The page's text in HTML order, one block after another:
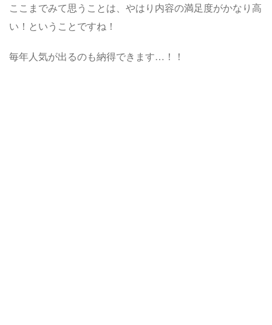
ここまでみて思うことは、やはり内容の満足度がかなり高
い！ということですね！
毎年人気が出るのも納得できます…！！